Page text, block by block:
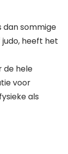
dan sommige
heeft het
de hele
voor
als